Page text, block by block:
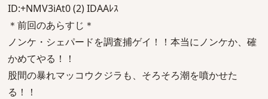
ID:+NMV3iAt0 (2) IDAAﾚｽ
＊前回のあらすじ＊
ノンケ・シェパードを調査捕ゲイ！！本当にノンケか、確
かめてやる！！
股間の暴れマッコウクジラも、そろそろ潮を噴かせた
る！！